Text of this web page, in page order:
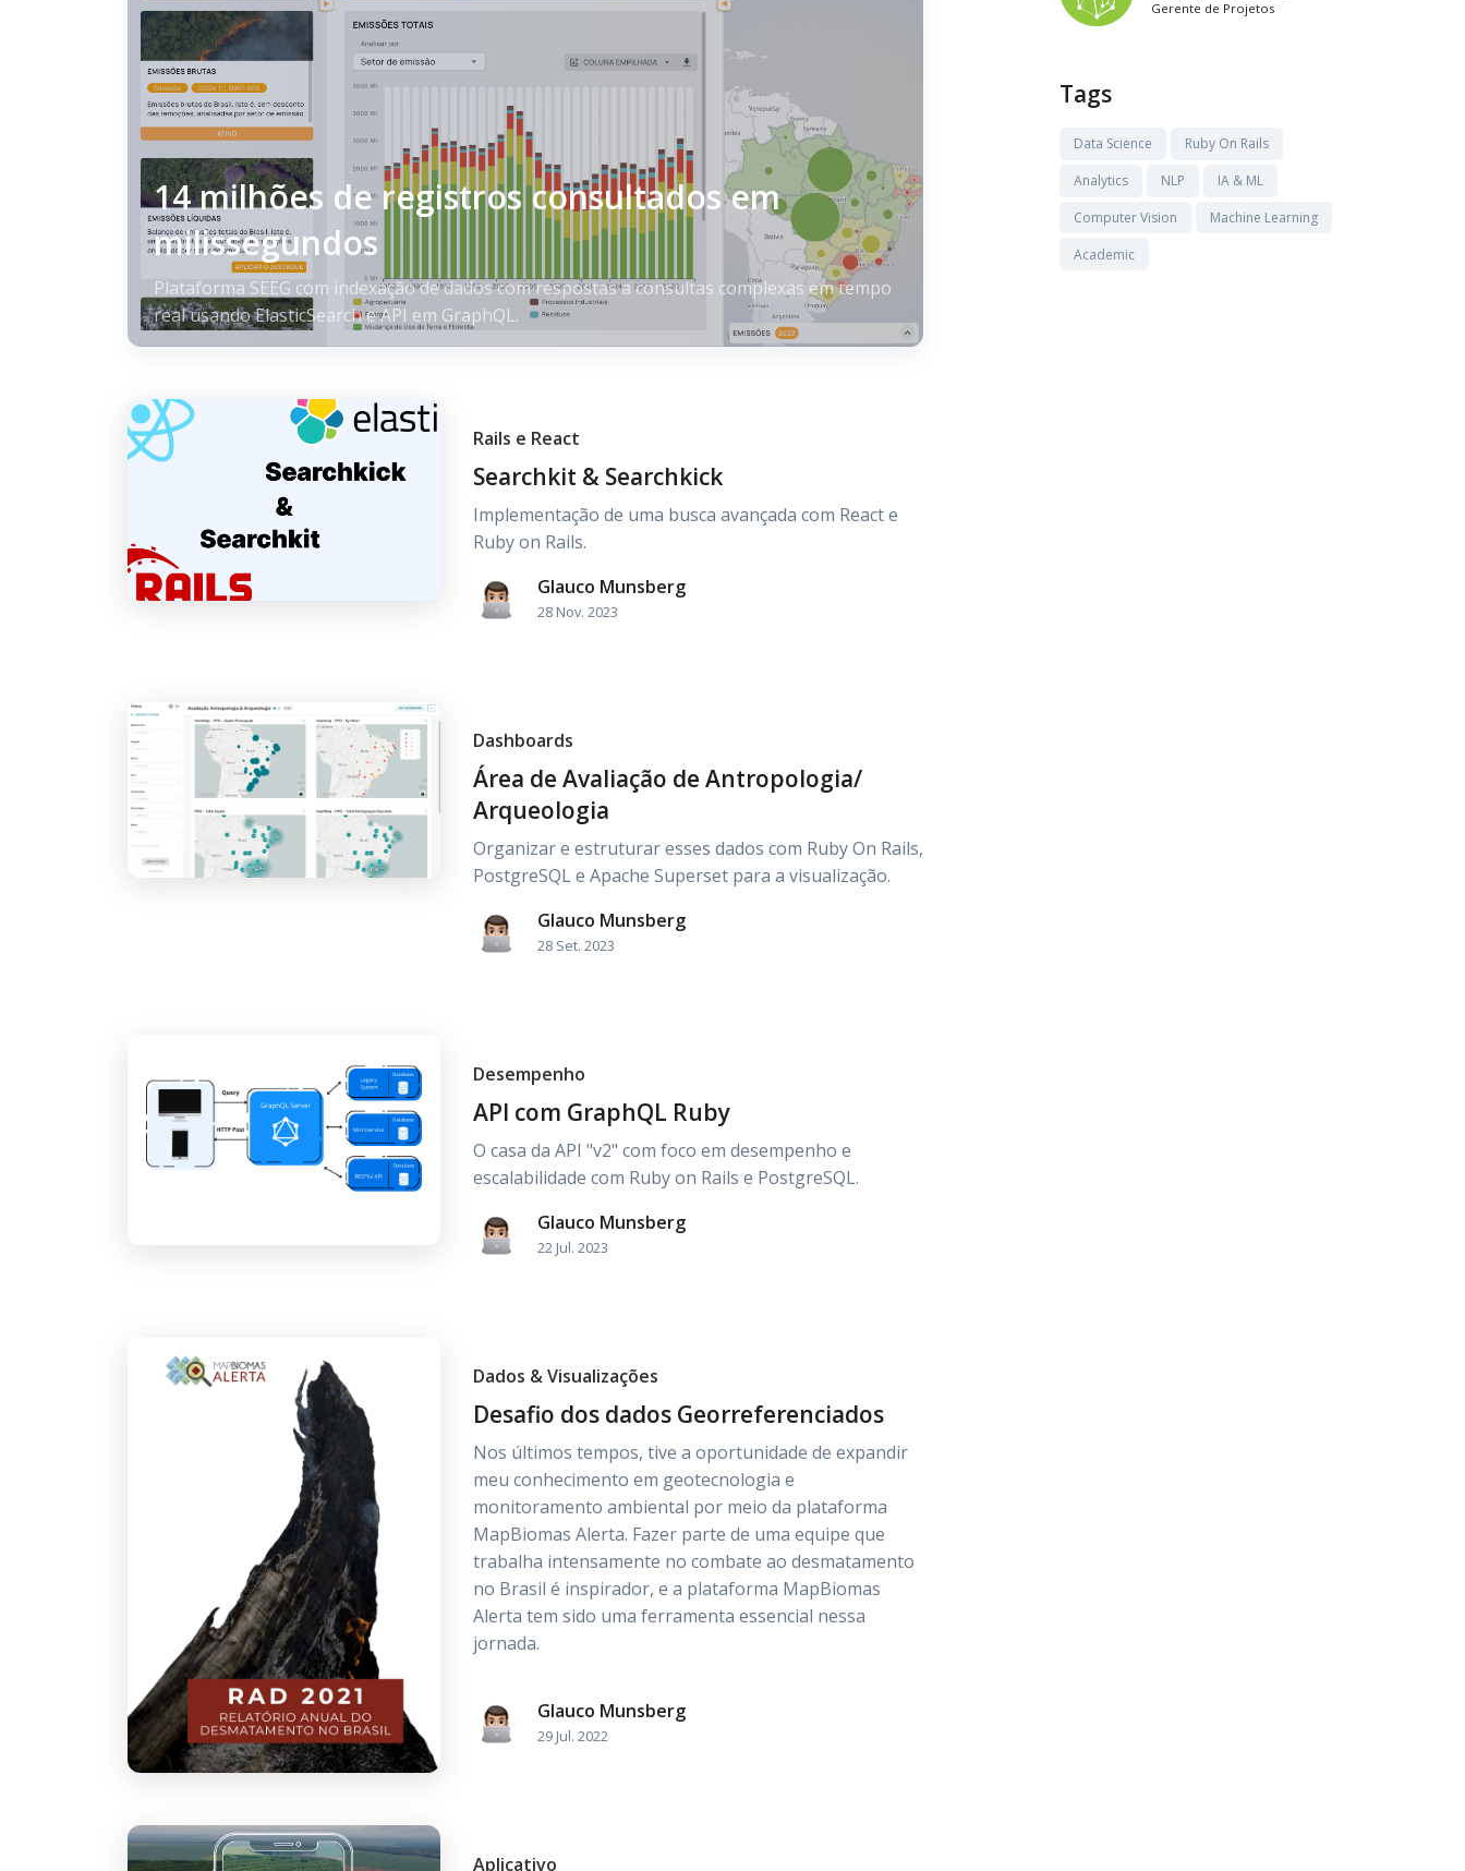
14 milhões de registros consultados em
milissegundos
Plataforma SEEG com indexação de dados com respostas a consultas complexas em tempo
real usando ElasticSearch e API em GraphQL.
Rails e React
Searchkit & Searchkick
Implementação de uma busca avançada com React e
Ruby on Rails.
Glauco Munsberg
28 Nov. 2023
Dashboards
Área de Avaliação de Antropologia/
Arqueologia
Organizar e estruturar esses dados com Ruby On Rails,
PostgreSQL e Apache Superset para a visualização.
Glauco Munsberg
28 Set. 2023
Desempenho
API com GraphQL Ruby
O casa da API "v2" com foco em desempenho e
escalabilidade com Ruby on Rails e PostgreSQL.
Glauco Munsberg
22 Jul. 2023
Dados & Visualizações
Desafio dos dados Georreferenciados
Nos últimos tempos, tive a oportunidade de expandir
meu conhecimento em geotecnologia e
monitoramento ambiental por meio da plataforma
MapBiomas Alerta. Fazer parte de uma equipe que
trabalha intensamente no combate ao desmatamento
no Brasil é inspirador, e a plataforma MapBiomas
Alerta tem sido uma ferramenta essencial nessa
jornada.
Glauco Munsberg
29 Jul. 2022
Aplicativo
Gerente de Projetos
Tags
Data Science
Ruby On Rails
Analytics
NLP
IA & ML
Computer Vision
Machine Learning
Academic